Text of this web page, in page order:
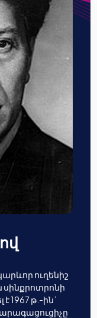
ուղենիշ
սինքրոտրոնի
1967 թ.-ին`